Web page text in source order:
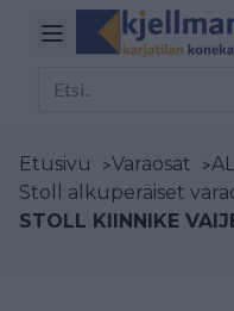
Etusivu >Varaosat >
Stoll alkuperäiset
STOLL KIINNIKE